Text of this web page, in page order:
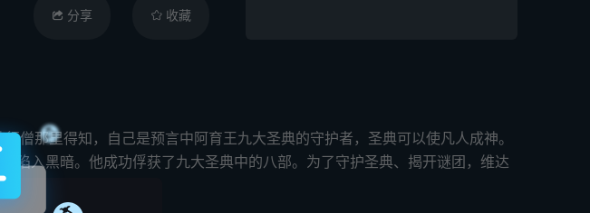
分享 收藏
那里得知，自己是预言中阿育王九大圣典的守护者，圣典可以使凡人成神。
陷入黑暗。他成功俘获了九大圣典中的八部。为了守护圣典、揭开谜团，维达